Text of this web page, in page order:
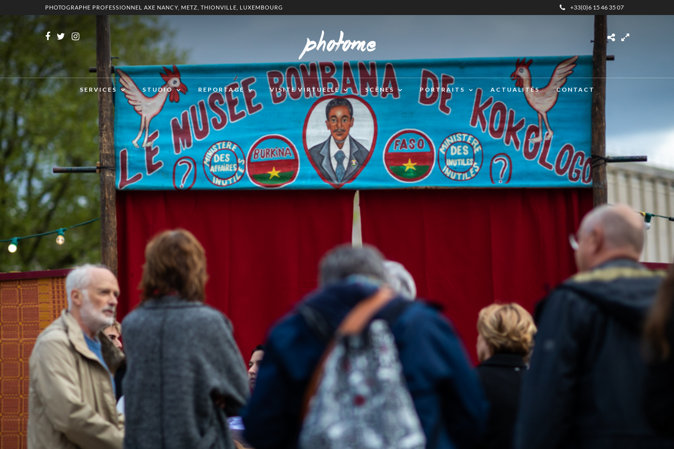
+33(0)6 15 46 35 07
PHOTOGRAPHE PROFESSIONNEL AXE NANCY, METZ, THIONVILLE, LUXEMBOURG
SERVICES STUDIO REPORTAGE VISITE VIRTUELLE SCÈNES PORTRAITS ACTUALITÉS CONTACT